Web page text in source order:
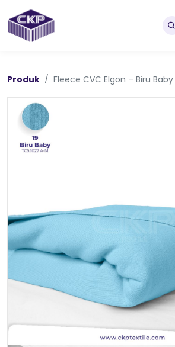
Produk Fleece CVC Elgon – Biru Baby